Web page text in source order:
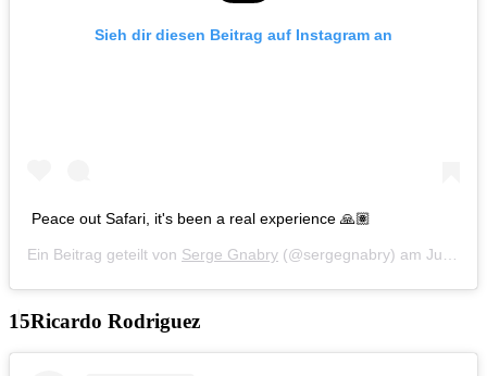
Sieh dir diesen Beitrag auf Instagram an
Peace out Safari, it's been a real experience 🙏🏽
Ein Beitrag geteilt von Serge Gnabry (@sergegnabry) am Jun 24, 2019 um 9:55 PDT
Ricardo Rodriguez